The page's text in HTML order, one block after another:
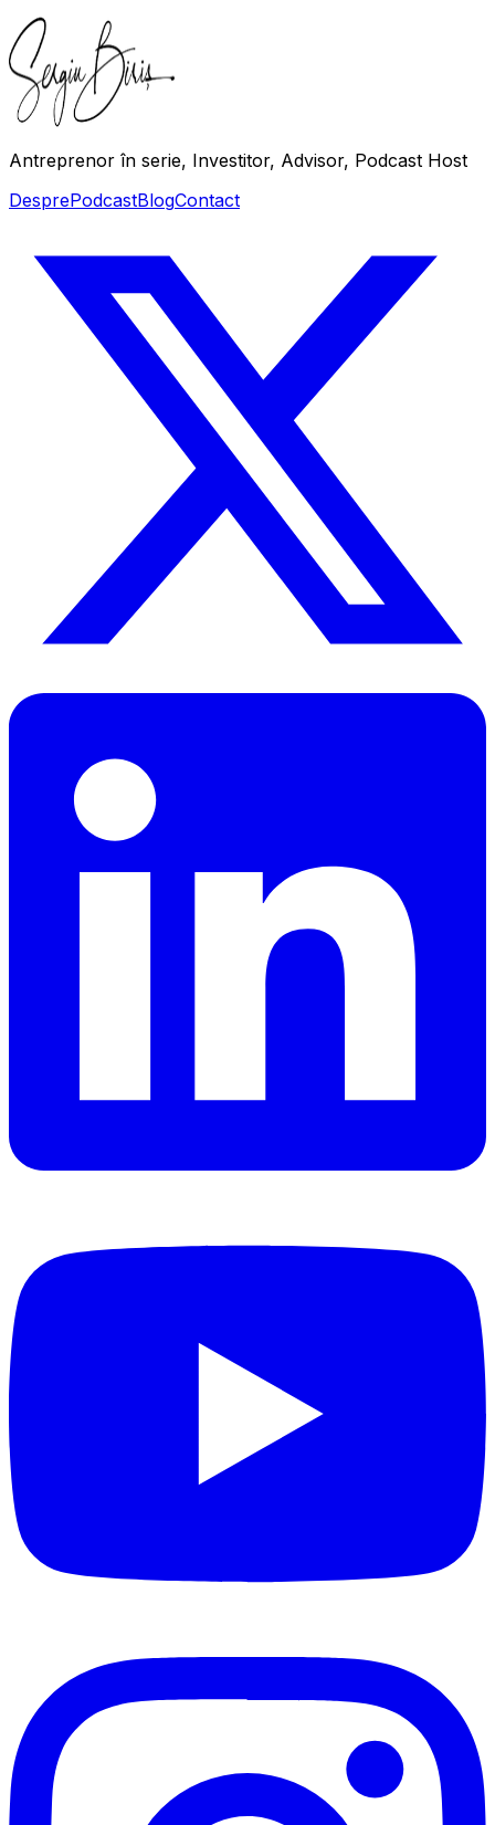
Antreprenor în serie, Investitor, Advisor, Podcast Host
DesprePodcastBlogContact